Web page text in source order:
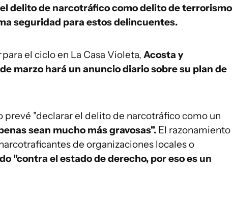
delito de narcotráfico como delito de terrorismo
seguridad para estos delincuentes.
para el ciclo en La Casa Violeta, Acosta y
marzo hará un anuncio diario sobre su plan de
prevé "declarar el delito de narcotráfico como un
sean mucho más gravosas". El razonamiento
de organizaciones locales o
"contra el estado de derecho, por eso es un